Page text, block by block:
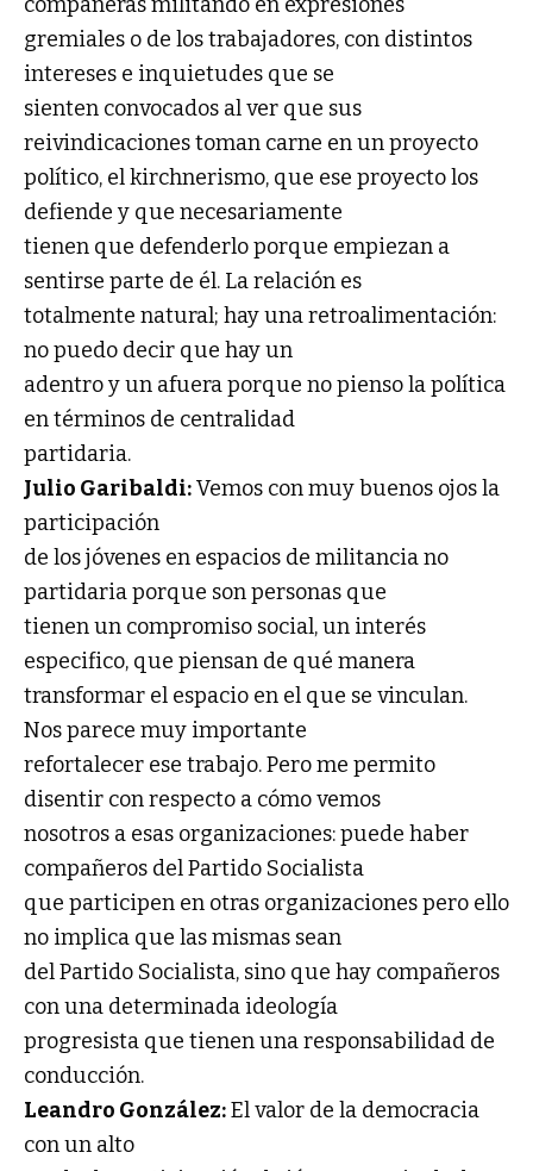
gremiales o de los trabajadores, con distintos
intereses e inquietudes que se
sienten convocados al ver que sus
reivindicaciones toman carne en un proyecto
político, el kirchnerismo, que ese proyecto los
defiende y que necesariamente
tienen que defenderlo porque empiezan a
sentirse parte de él. La relación es
totalmente natural; hay una retroalimentación:
no puedo decir que hay un
adentro y un afuera porque no pienso la política
en términos de centralidad
partidaria.
Julio Garibaldi:Vemos con muy buenos ojos la
participación
de los jóvenes en espacios de militancia no
partidaria porque son personas que
tienen un compromiso social, un interés
especifico, que piensan de qué manera
transformar el espacio en el que se vinculan.
Nos parece muy importante
refortalecer ese trabajo. Pero me permito
disentir con respecto a cómo vemos
nosotros a esas organizaciones: puede haber
compañeros del Partido Socialista
que participen en otras organizaciones pero ello
no implica que las mismas sean
del Partido Socialista, sino que hay compañeros
con una determinada ideología
progresista que tienen una responsabilidad de
conducción.
Leandro González:El valor de la democracia
con un alto